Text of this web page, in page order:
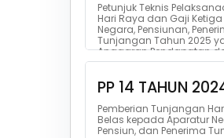
Petunjuk Teknis
Hari Raya dan Gaji
Negara, Pensiunan,
Tunjangan Tahun 2025
Anggaran Pendapatan
PP 14 TAHUN
Pemberian Tunjangan
Belas kepada Aparatur
Pensiun, dan Penerima